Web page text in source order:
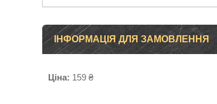
ІНФОРМАЦІЯ ДЛЯ ЗАМОВЛЕННЯ
Ціна: 159 ₴